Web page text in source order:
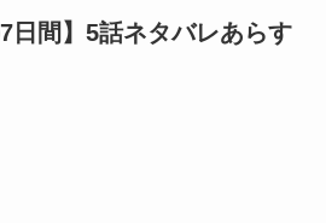
日間】5話ネタバレあらす